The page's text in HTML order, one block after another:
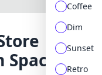
Coffee
Dim
Sunset
Retro
Space